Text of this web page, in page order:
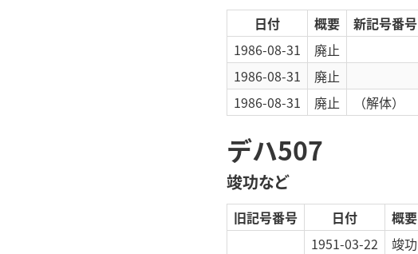
日付 概要 新記号番号
1986-08-31
廃止
1986-08-31
廃止
1986-08-31
廃止 （解体）
デハ507
竣功など
旧記号番号 日付 概要
1951-03-22
竣功